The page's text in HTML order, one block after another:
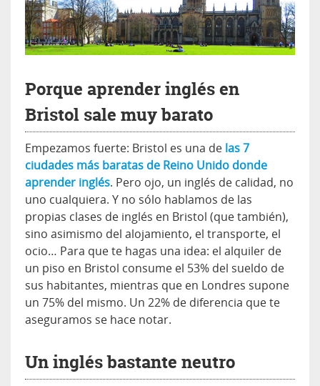
Porque aprender inglés en
Bristol sale muy barato
Empezamos fuerte: Bristol es una de las 7
ciudades más baratas de Reino Unido donde
aprender inglés. Pero ojo, un inglés de calidad, no
uno cualquiera. Y no sólo hablamos de las
propias clases de inglés en Bristol (que también),
sino asimismo del alojamiento, el transporte, el
ocio… Para que te hagas una idea: el alquiler de
un piso en Bristol consume el 53% del sueldo de
sus habitantes, mientras que en Londres supone
un 75% del mismo. Un 22% de diferencia que te
aseguramos se hace notar.
Un inglés bastante neutro